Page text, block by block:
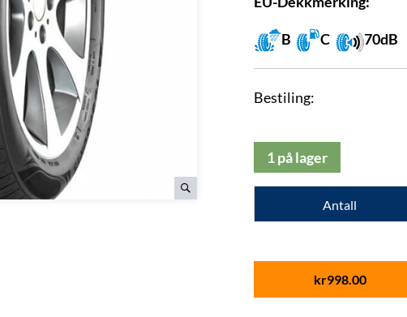
B C 70dB
Bestiling:
1 på lager
Antall
kr998.00